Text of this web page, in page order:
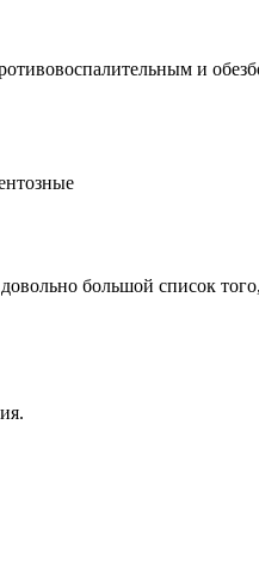
и
большой список